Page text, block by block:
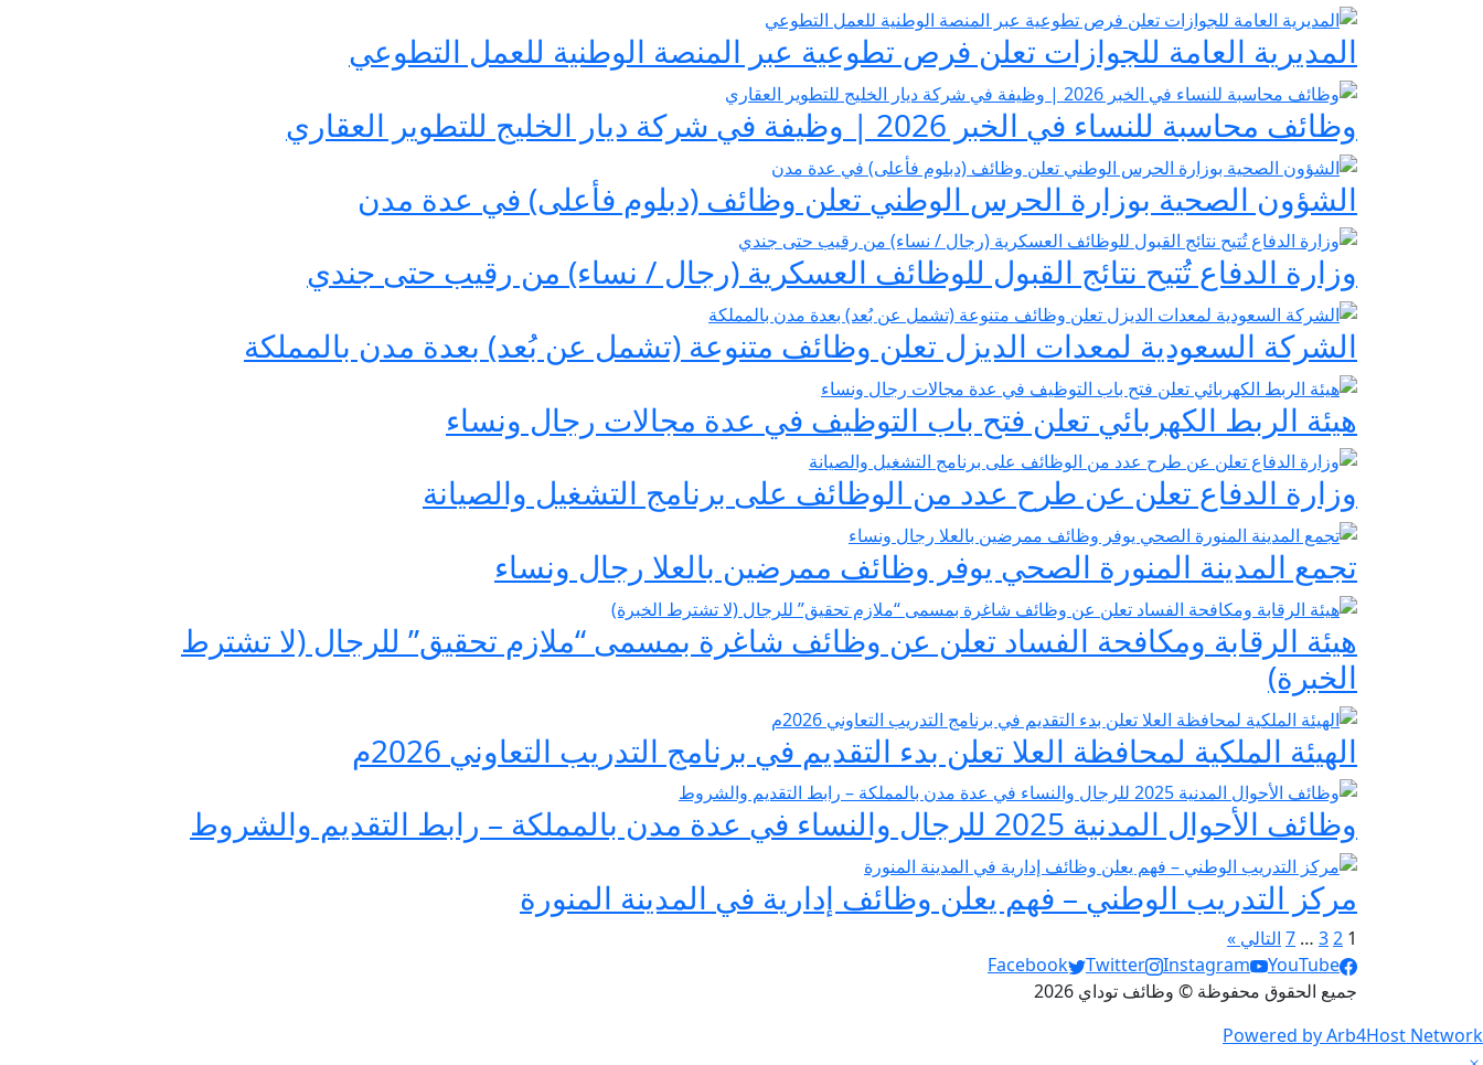
المديرية العامة للجوازات تعلن فرص تطوعية عبر المنصة الوطنية للعمل التطوعي
وظائف محاسبة للنساء في الخبر 2026 | وظيفة في شركة ديار الخليج للتطوير العقاري
الشؤون الصحية بوزارة الحرس الوطني تعلن وظائف (دبلوم فأعلى) في عدة مدن
وزارة الدفاع تُتيح نتائج القبول للوظائف العسكرية (رجال / نساء) من رقيب حتى جندي
الشركة السعودية لمعدات الديزل تعلن وظائف متنوعة (تشمل عن بُعد) بعدة مدن بالمملكة
هيئة الربط الكهربائي تعلن فتح باب التوظيف في عدة مجالات رجال ونساء
وزارة الدفاع تعلن عن طرح عدد من الوظائف على برنامج التشغيل والصيانة
تجمع المدينة المنورة الصحي يوفر وظائف ممرضين بالعلا رجال ونساء
هيئة الرقابة ومكافحة الفساد تعلن عن وظائف شاغرة بمسمى “ملازم تحقيق” للرجال (لا تشترط
الخبرة)
الهيئة الملكية لمحافظة العلا تعلن بدء التقديم في برنامج التدريب التعاوني 2026م
وظائف الأحوال المدنية 2025 للرجال والنساء في عدة مدن بالمملكة – رابط التقديم والشروط
مركز التدريب الوطني – فهم يعلن وظائف إدارية في المدينة المنورة
صفحات:
1
2
3
…
7 التالي »
Social Links
Facebook Twitter Instagram
YouTube
جميع الحقوق محفوظة © وظائف توداي 2026
Powered by Arb4Host Network